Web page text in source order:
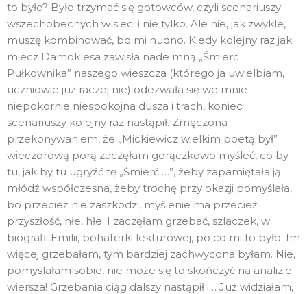
to było? Było trzymać się gotowców, czyli scenariuszy
wszechobecnych w sieci i nie tylko. Ale nie, jak zwykle,
muszę kombinować, bo mi nudno. Kiedy kolejny raz jak
miecz Damoklesa zawisła nade mną „Śmierć
Pułkownika” naszego wieszcza (którego ja uwielbiam,
uczniowie już raczej nie) odezwała się we mnie
niepokornie niespokojna dusza i trach, koniec
scenariuszy kolejny raz nastąpił. Zmęczona
przekonywaniem, że „Mickiewicz wielkim poetą był”
wieczorową porą zaczęłam gorączkowo myśleć, co by
tu, jak by tu ugryźć tę „Śmierć …”, żeby zapamiętała ją
młódź współczesna, żeby trochę przy okazji pomyślała,
bo przecież nie zaszkodzi, myślenie ma przecież
przyszłość, hłe, hłe. I zaczęłam grzebać, szlaczek, w
biografii Emilii, bohaterki lekturowej, po co mi to było. Im
więcej grzebałam, tym bardziej zachwycona byłam. Nie,
pomyślałam sobie, nie może się to skończyć na analizie
wiersza! Grzebania ciąg dalszy nastąpił i… Już widziałam,